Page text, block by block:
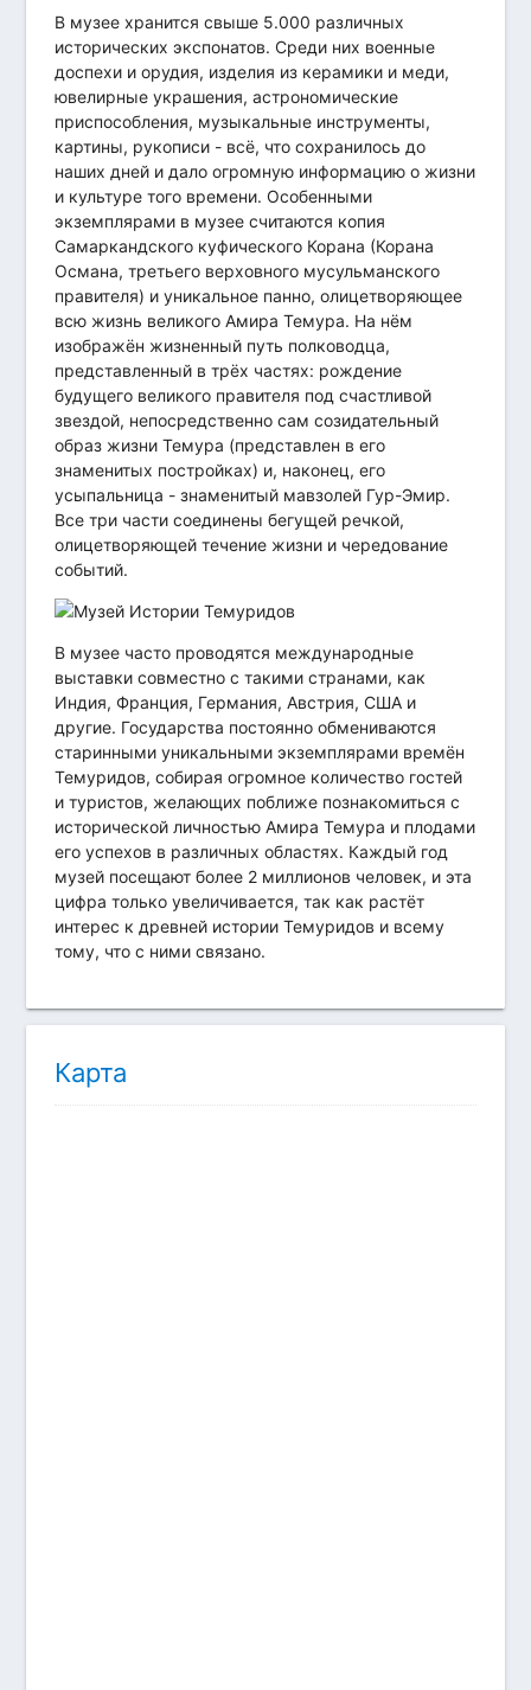
В музее хранится свыше 5.000 различных
исторических экспонатов. Среди них военные
доспехи и орудия, изделия из керамики и меди,
ювелирные украшения, астрономические
приспособления, музыкальные инструменты,
картины, рукописи - всё, что сохранилось до
наших дней и дало огромную информацию о жизни
и культуре того времени. Особенными
экземплярами в музее считаются копия
Самаркандского куфического Корана (Корана
Османа, третьего верховного мусульманского
правителя) и уникальное панно, олицетворяющее
всю жизнь великого Амира Темура. На нём
изображён жизненный путь полководца,
представленный в трёх частях: рождение
будущего великого правителя под счастливой
звездой, непосредственно сам созидательный
образ жизни Темура (представлен в его
знаменитых постройках) и, наконец, его
усыпальница - знаменитый мавзолей Гур-Эмир.
Все три части соединены бегущей речкой,
олицетворяющей течение жизни и чередование
событий.
В музее часто проводятся международные
выставки совместно с такими странами, как
Индия, Франция, Германия, Австрия, США и
другие. Государства постоянно обмениваются
старинными уникальными экземплярами времён
Темуридов, собирая огромное количество гостей
и туристов, желающих поближе познакомиться с
исторической личностью Амира Темура и плодами
его успехов в различных областях. Каждый год
музей посещают более 2 миллионов человек, и эта
цифра только увеличивается, так как растёт
интерес к древней истории Темуридов и всему
тому, что с ними связано.
Карта